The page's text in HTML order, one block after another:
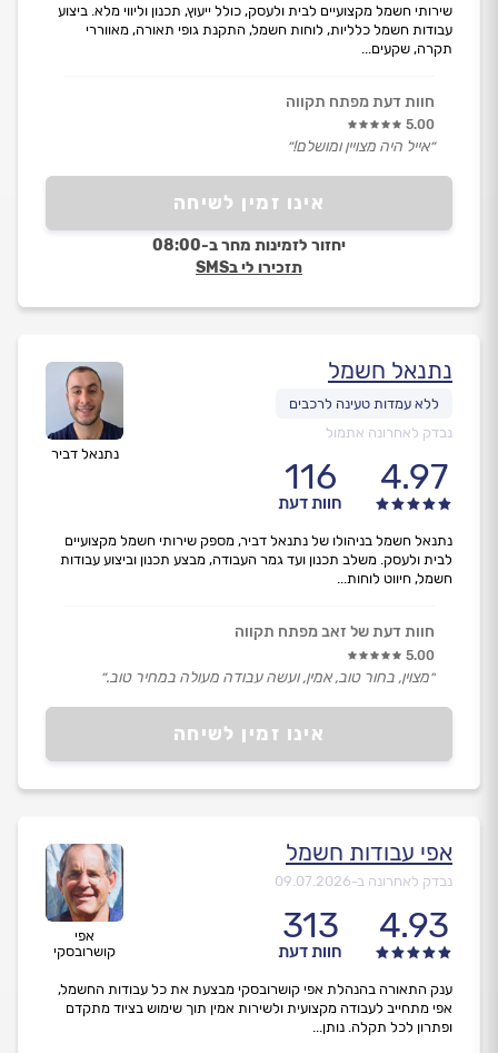
אינו זמין לשיחה
יחזור לזמינות מחר ב-08:00
תזכירו לי בSMS
שירותי חשמל מקצועיים לבית ולעסק, כולל ייעוץ, תכנון וליווי מלא. ביצוע
עבודות חשמל כלליות, לוחות חשמל, התקנת גופי תאורה, מאווררי
תקרה, שקעים...
חוות דעת מפתח תקווה
5.00
״אייל היה מצויין ומושלם!״
נתנאל דביר
נתנאל חשמל
נבדק לאחרונה אתמול
4.97
116
חוות דעת
אינו זמין לשיחה
נתנאל חשמל בניהולו של נתנאל דביר, מספק שירותי חשמל מקצועיים
לבית ולעסק. משלב תכנון ועד גמר העבודה, מבצע תכנון וביצוע עבודות
חשמל, חיווט לוחות...
חוות דעת של זאב מפתח תקווה
5.00
״מצוין, בחור טוב, אמין, ועשה עבודה מעולה במחיר טוב.״
אפי
קושרובסקי
אפי עבודות חשמל
נבדק לאחרונה ב-09.07.2026
4.93
313
חוות דעת
ענק התאורה בהנהלת אפי קושרובסקי מבצעת את כל עבודות החשמל,
אפי מתחייב לעבודה מקצועית ולשירות אמין תוך שימוש בציוד מתקדם
ופתרון לכל תקלה. נותן...